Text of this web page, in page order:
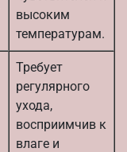
высоким
температурам.
Требует
регулярного
ухода,
восприимчив к
влаге и